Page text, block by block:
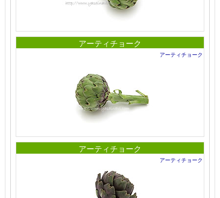
アーティチョーク
アーティチョーク
アーティチョーク
アーティチョーク